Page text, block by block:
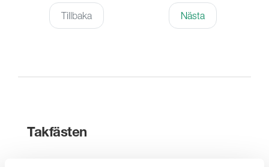
Tillbaka Nästa
Takfästen